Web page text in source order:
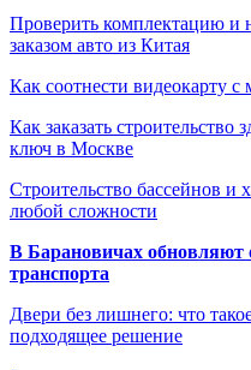
Проверить комплектацию и
заказом авто из Китая
Как соотнести видеокарту
Как заказать
ключ в Москве
Строительство бассейнов и
любой сложности
В Барановичах обновляют
транспорта
Двери без лишнего: что
подходящее решение